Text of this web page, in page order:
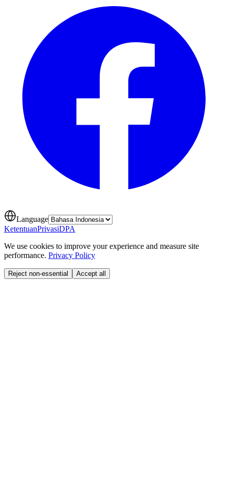
Language
KetentuanPrivasiDPA
We use cookies to improve your experience and measure site
performance. Privacy Policy
Reject non-essential Accept all